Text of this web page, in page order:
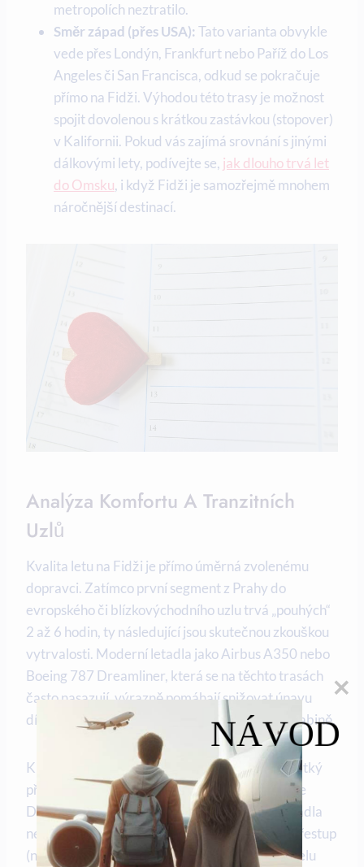
metropolích neztratilo.
Směr západ (přes USA): Tato varianta obvykle
vede přes Londýn, Frankfurt nebo Paříž do Los
Angeles či San Francisca, odkud se pokračuje
přímo na Fidži. Výhodou této trasy je možnost
spojit dovolenou s krátkou zastávkou (stopover)
v Kalifornii. Pokud vás zajímá srovnání s jinými
dálkovými lety, podívejte se, jak dlouho trvá let
do Omsku, i když Fidži je samozřejmě mnohem
náročnější destinací.
Analýza Komfortu A Tranzitních
Uzlů
Kvalita letu na Fidži je přímo úměrná zvolenému
dopravci. Zatímco první segment z Prahy do
evropského či blízkovýchodního uzlu trvá „pouhých“
2 až 6 hodin, ty následující jsou skutečnou zkouškou
vytrvalosti. Moderní letadla jako Airbus A350 nebo
Boeing 787 Dreamliner, která se na těchto trasách
často nasazují, výrazně pomáhají snižovat únavu
díky vyšší vlhkosti vzduchu a lepšímu tlaku v kabině.
Klíčovým faktorem je délka přestupu. Příliš krátký
přestup (pod 90 minut) na obřích letištích jako je
Dubaj nebo LAX zvyšuje riziko, že vaše zavazadla
nestihnou včas přeložit. Naopak příliš dlouhý přestup
(nad 8 hodin) bez přístupu do salonku nebo hotelu
NÁVOD